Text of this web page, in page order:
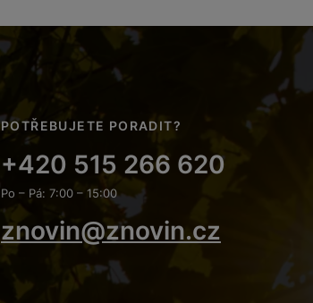
POTŘEBUJETE PORADIT?
+420 515 266 620
Po – Pá: 7:00 – 15:00
znovin@znovin.cz